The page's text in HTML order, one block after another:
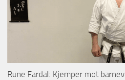
Rune Fardal: Kjemper mot